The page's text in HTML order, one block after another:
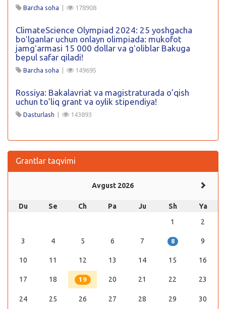
Barcha soha | 178908
ClimateScience Olympiad 2024: 25 yoshgacha
boʻlganlar uchun onlayn olimpiada: mukofot
jamgʻarmasi 15 000 dollar va gʻoliblar Bakuga
bepul safar qiladi!
Barcha soha | 149695
Rossiya: Bakalavriat va magistraturada o’qish
uchun to’liq grant va oylik stipendiya!
Dasturlash | 143893
Grantlar taqvimi
Avgust 2026
Du Se Ch Pa Ju Sh
Ya
1
2
3 4 5 6 7 8 9
10 11 12 13 14 15 16
17 18 19 20 21 22 23
24 25 26 27 28 29 30